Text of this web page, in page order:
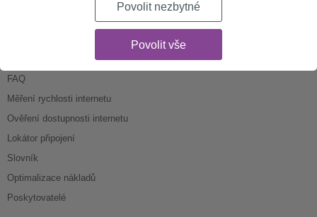
Chci odebírat novinky a akce:
FAQ
Měření rychlosti internetu
Ověření dostupnosti internetu
Lokátor připojení
Slovník
Optimalizace nákladů
Poskytovatelé
Povolit nezbytné
Povolit vše